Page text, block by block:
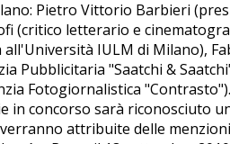
Pietro Vittorio Barbieri
(critico letterario e
IULM di Milano),
Pubblicitaria "Saatchi &
Fotogiornalistica "Contrasto").
in concorso sarà riconosciuto
attribuite delle